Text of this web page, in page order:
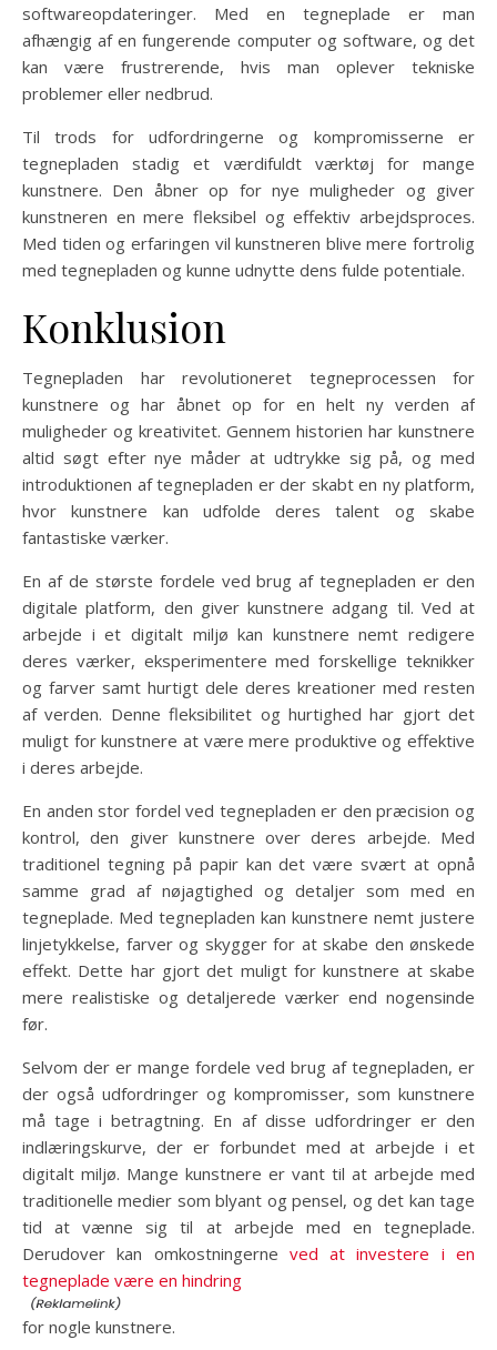
softwareopdateringer. Med en tegneplade er man
afhængig af en fungerende computer og software, og det
kan være frustrerende, hvis man oplever tekniske
problemer eller nedbrud.
Til trods for udfordringerne og kompromisserne er
tegnepladen stadig et værdifuldt værktøj for mange
kunstnere. Den åbner op for nye muligheder og giver
kunstneren en mere fleksibel og effektiv arbejdsproces.
Med tiden og erfaringen vil kunstneren blive mere fortrolig
med tegnepladen og kunne udnytte dens fulde potentiale.
Konklusion
Tegnepladen har revolutioneret tegneprocessen for
kunstnere og har åbnet op for en helt ny verden af
muligheder og kreativitet. Gennem historien har kunstnere
altid søgt efter nye måder at udtrykke sig på, og med
introduktionen af tegnepladen er der skabt en ny platform,
hvor kunstnere kan udfolde deres talent og skabe
fantastiske værker.
En af de største fordele ved brug af tegnepladen er den
digitale platform, den giver kunstnere adgang til. Ved at
arbejde i et digitalt miljø kan kunstnere nemt redigere
deres værker, eksperimentere med forskellige teknikker
og farver samt hurtigt dele deres kreationer med resten
af verden. Denne fleksibilitet og hurtighed har gjort det
muligt for kunstnere at være mere produktive og effektive
i deres arbejde.
En anden stor fordel ved tegnepladen er den præcision og
kontrol, den giver kunstnere over deres arbejde. Med
traditionel tegning på papir kan det være svært at opnå
samme grad af nøjagtighed og detaljer som med en
tegneplade. Med tegnepladen kan kunstnere nemt justere
linjetykkelse, farver og skygger for at skabe den ønskede
effekt. Dette har gjort det muligt for kunstnere at skabe
mere realistiske og detaljerede værker end nogensinde
før.
Selvom der er mange fordele ved brug af tegnepladen, er
der også udfordringer og kompromisser, som kunstnere
må tage i betragtning. En af disse udfordringer er den
indlæringskurve, der er forbundet med at arbejde i et
digitalt miljø. Mange kunstnere er vant til at arbejde med
traditionelle medier som blyant og pensel, og det kan tage
tid at vænne sig til at arbejde med en tegneplade.
Derudover kan omkostningerne ved at investere i en
tegneplade være en hindring
for nogle kunstnere.